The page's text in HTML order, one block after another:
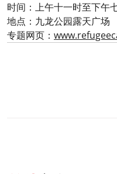
时间：上午十一时至下午
地点：九龙公园露天广场
专题网页：